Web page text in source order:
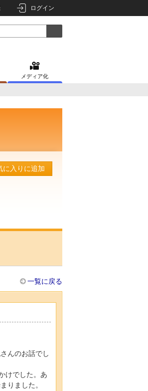
ログイン
メディア化
に入りに追加
一覧に戻る
んのお話でし
けでした。あ
りました。